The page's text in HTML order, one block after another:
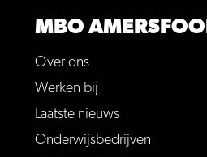
MBO
Over ons
Werken bij
Laatste nieuws
Onderwijsbedrijven